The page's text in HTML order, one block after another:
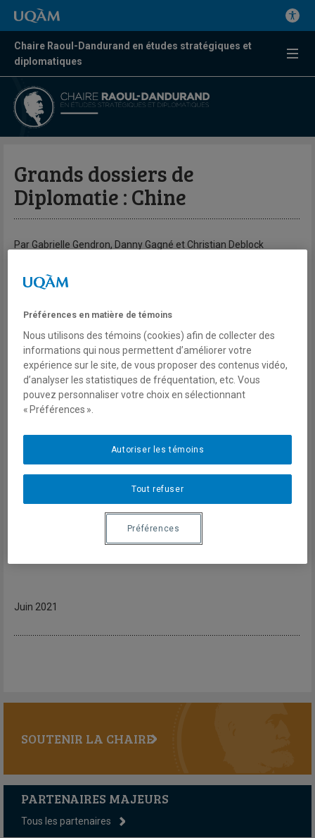
Chaire Raoul-Dandurand en études stratégiques et
diplomatiques
Grands dossiers de
Diplomatie : Chine
Par Gabrielle Gendron, Danny Gagné et Christian Deblock
Grands dossiers de Diplomatie 62, un numéro spécial «Chine»,
avec les contributions de plusieurs chercheur.e.s:
demain»
Par Gabrielle Gendron
«La Fifty Cent Army chinoise à l’assaut du web ?»
«Chine vs USA : la fin du 'doux commerce'»
Entretien avec Christian Deblock
Juin 2021
SOUTENIR LA CHAIRE
PARTENAIRES MAJEURS
Tous les partenaires
Préférences en matière de témoins
Nous utilisons des témoins (cookies) afin de collecter des
informations qui nous permettent d’améliorer votre
expérience sur le site, de vous proposer des contenus vidéo,
d’analyser les statistiques de fréquentation, etc. Vous
pouvez personnaliser votre choix en sélectionnant
« Préférences ».
Tout refuser
Autoriser les témoins
Préférences